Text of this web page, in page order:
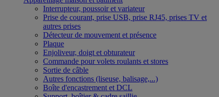
Interrupteur, poussoir et variateur
Prise de courant, prise USB, prise RJ45, prises TV et
autres prises
Détecteur de mouvement et présence
Plaque
Enjoliveur, doigt et obturateur
Commande pour volets roulants et stores
Sortie de câble
Autres fonctions (liseuse, balisage,...)
Boîte d'encastrement et DCL